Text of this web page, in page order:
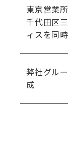
東京営業
千代田区
ィスを同
弊社グル
成